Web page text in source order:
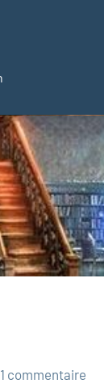
1 commentaire